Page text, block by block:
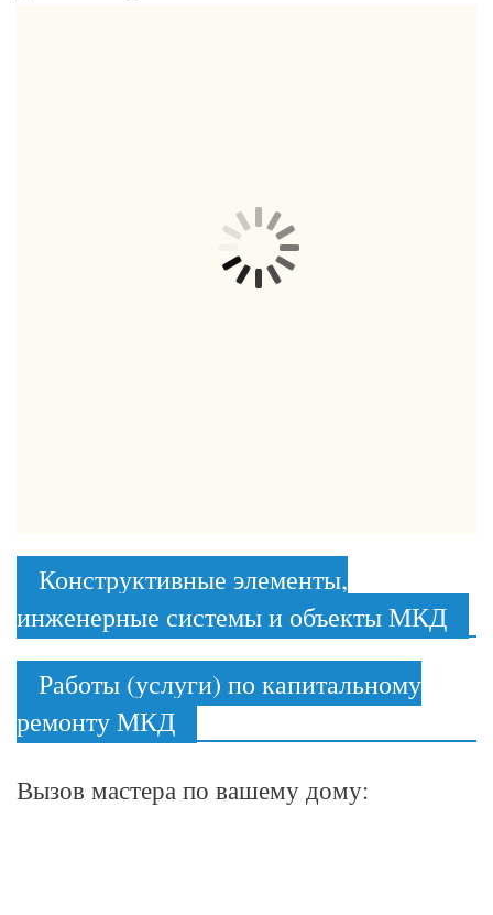
Конструктивные элементы,
инженерные системы и объекты МКД
Работы (услуги) по капитальному
ремонту МКД
Вызов мастера по вашему дому: